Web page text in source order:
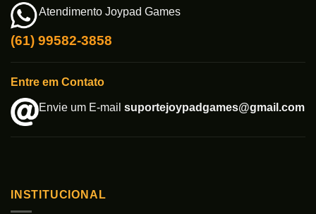
Atendimento Joypad Games
(61) 99582-3858
Entre em Contato
Envie um E-mail suportejoypadgames@gmail.com
INSTITUCIONAL